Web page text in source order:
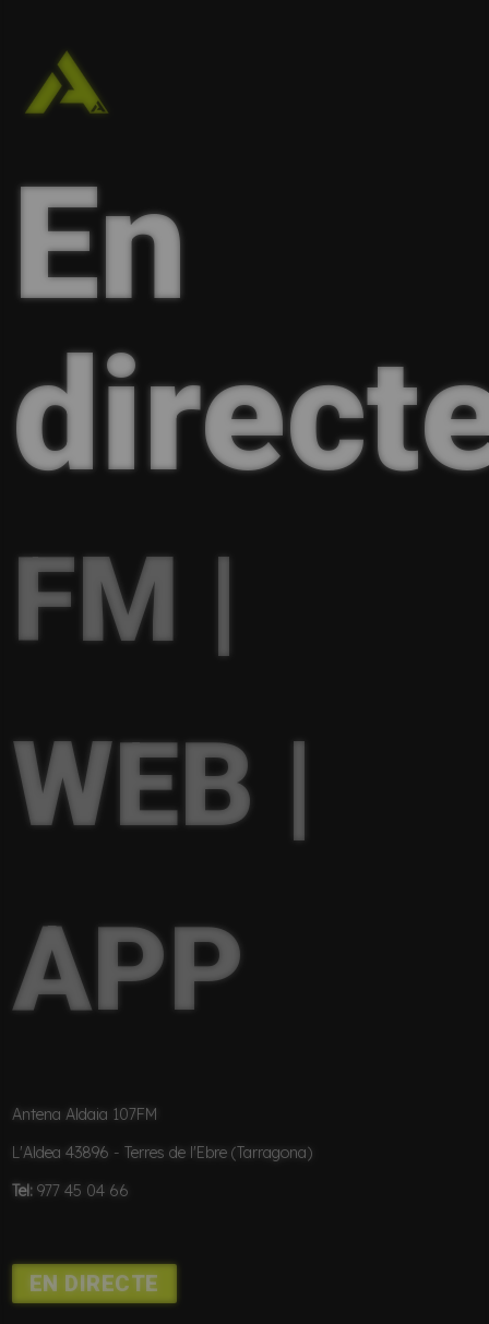
En
FM |
WEB |
APP
Antena Aldaia 107FM
L'Aldea 43896 - Terres de l'Ebre (Tarragona)
Tel: 977 45 04 66
EN DIRECTE